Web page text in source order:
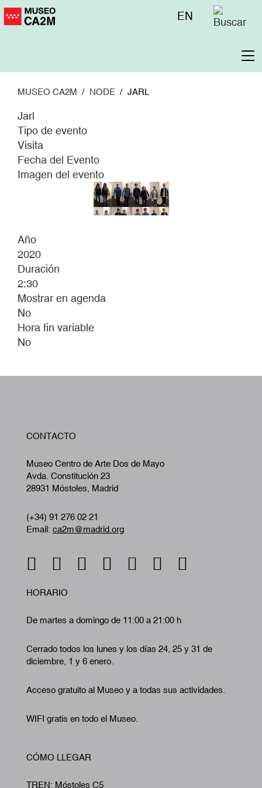
Pasar
Menú
EN
MUSEO CA2M NODE JARL
Jarl
Tipo de evento
Visita
Fecha del Evento
Imagen del evento
Año
2020
Duración
2:30
Mostrar en agenda
No
Hora fin variable
No
CONTACTO
Museo Centro de Arte Dos de Mayo
Avda. Constitución 23
28931 Móstoles, Madrid
(+34) 91 276 02 21
Email: ca2m@madrid.org
HORARIO
De martes a domingo de 11:00 a 21:00 h
Cerrado todos los lunes y los días 24, 25 y 31 de
diciembre, 1 y 6 enero.
Acceso gratuito al Museo y a todas sus actividades.
WIFI gratis en todo el Museo.
CÓMO LLEGAR
TREN: Móstoles C5